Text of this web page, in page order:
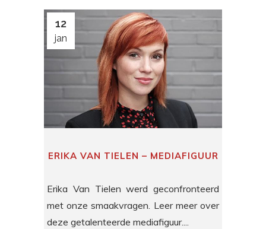
12
jan
ERIKA VAN TIELEN – MEDIAFIGUUR
Erika Van Tielen werd geconfronteerd
met onze smaakvragen. Leer meer over
deze getalenteerde mediafiguur....